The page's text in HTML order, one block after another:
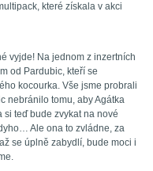
které získala v akci
vyjde! Na jednom z inzertních
od Pardubic, kteří se
kocourka. Vše jsme probrali
nebránilo tomu, aby Agátka
si teď bude zvykat na nové
Ale ona to zvládne, za
se úplně zabydlí, bude moci i